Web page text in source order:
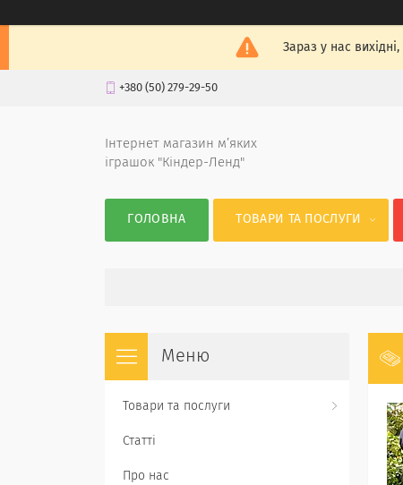
Зараз у нас
+380 (50) 279-29-50
Інтернет магазин м’яких
іграшок "Кіндер-Ленд"
ГОЛОВНА ТОВАРИ ТА ПОСЛУГИ
Товари та послуги
Статті
Про нас